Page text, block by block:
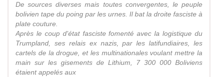
De sources diverses mais toutes convergentes, le peuple
bolivien tape du poing par les urnes. Il bat la droite fasciste à
plate couture.
Après le coup d'état fasciste fomenté avec la logistique du
Trumpland, ses relais ex nazis, par les latifundiaires, les
cartels de la drogue, et les multinationales voulant mettre la
main sur les gisements de Lithium, 7 300 000 Boliviens
étaient appelés aux